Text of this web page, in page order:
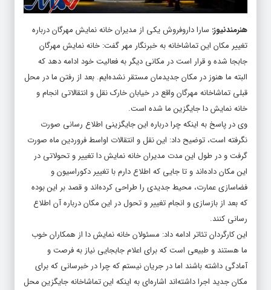
هنرمندنیوز: سارا داروفروش یکی از مدیران خانه نمایش مهرگان درباره
تغییر مکان این تماشاخانه بهخبرنگار مهر گفت: خانه نمایش مهرگان
جابجا شده و قرار است در مکانی دیگر به فعالیت خود ادامه دهد که
البته ما هنوز در مکان جدیدمان مستقر نشده‌ایم. بعد از رفتن ما در محل
قبلی تماشاخانه مهرگان واقع در خیابان خارک نقل و انتقالاتی انجام و
خانه نمایش دا جایگزین ما شده است.
وی در پاسخ به اینکه چرا درباره این جایگزینی اطلاع رسانی صورت
نگرفته است، توضیح داد: این نقل و انتقالات اواسط فروردین ماه صورت
گرفت و در طول این مدت مدیران خانه نمایش دا تغییر و تحولاتی در
این مکان داده‌اند و تا جایی که اطلاع دارم با تغییر دکوراسیون و
فضاسازی عمارت، محیط جدیدی را طراحی کرده‌اند و قصد بر این بوده
که بعد از بازسازی و انجام تغییر و تحول در این مکان درباره آن اطلاع
رسانی کنند.
این کارگردان تئاتر ادامه داد: مسئولان خانه نمایش دا از همکاران خوب
ما هستند و طبیعی است که برای اعلام جابجایی نیاز به فرصت و
آمادگی داشته باشند اما در جریان نیستم که چرا در خبرسانی که برای
مکان جدید اجرا داشته‌اند اشاره‌ای به اینکه این تماشاخانه جایگزین محل